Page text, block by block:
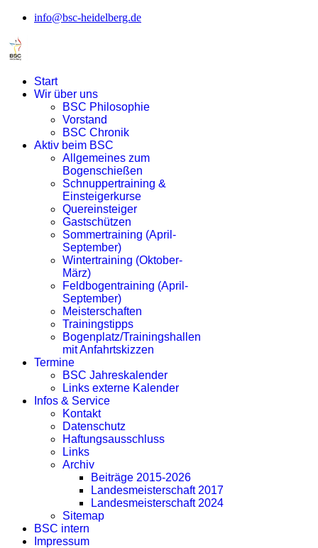
info@bsc-heidelberg.de
Start
Wir über uns
BSC Philosophie
Vorstand
BSC Chronik
Aktiv beim BSC
Allgemeines zum
Bogenschießen
Schnuppertraining &
Einsteigerkurse
Quereinsteiger
Gastschützen
Sommertraining (April-
September)
Wintertraining (Oktober-
März)
Feldbogentraining (April-
September)
Meisterschaften
Trainingstipps
Bogenplatz/Trainingshallen
mit Anfahrtskizzen
Termine
BSC Jahreskalender
Links externe Kalender
Infos & Service
Kontakt
Datenschutz
Haftungsausschluss
Links
Archiv
Beiträge 2015-2026
Landesmeisterschaft 2017
Landesmeisterschaft 2024
Sitemap
BSC intern
Impressum